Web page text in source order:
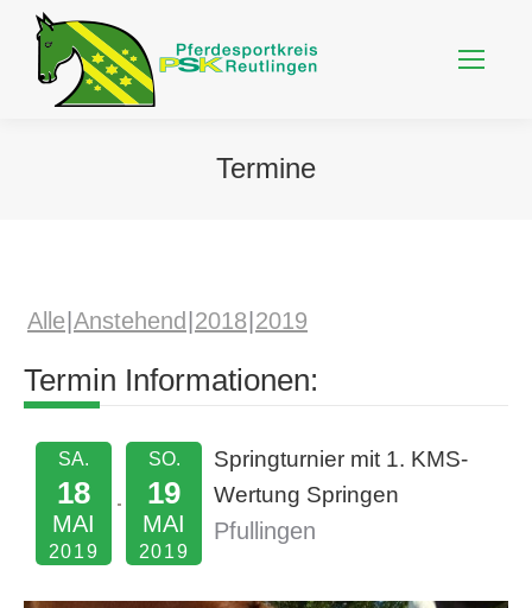
Termine
Alle Anstehend 2018 2019
Termin Informationen:
SA.
18
MAI
2019
SO.
19
MAI
2019
Springturnier mit 1. KMS-
Wertung Springen
Pfullingen